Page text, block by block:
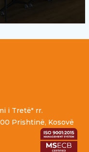
i Tretë" rr.
Prishtinë, Kosovë